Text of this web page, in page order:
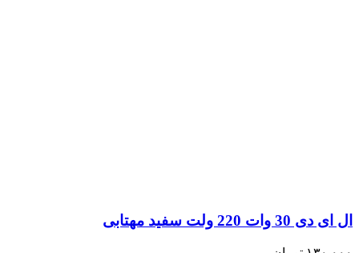
ال ای دی 30 وات 220 ولت سفید مهتابی